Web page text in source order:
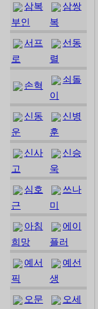
삼복
부인
삼쌍
복
서프
로
선동
렬
손혁
쇠돌
이
신동
운
신병
훈
신사
고
신승
욱
심호
근
쓰나
미
아침
희망
에이
플러
예서
픽
예선
생
오문
오세